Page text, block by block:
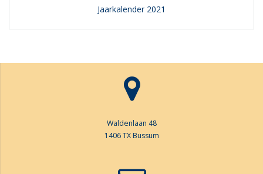
Jaarkalender 2021
Waldenlaan 48
1406 TX Bussum